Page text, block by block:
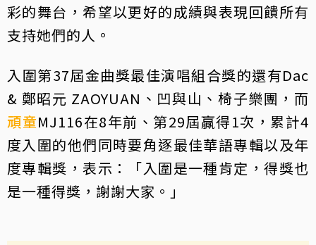
彩的舞台，希望以更好的成績與表現回饋所有
支持她們的人。
入圍第37屆金曲獎最佳演唱組合獎的還有Dac
& 鄭昭元 ZAOYUAN、凹與山、椅子樂團，而
頑童MJ116在8年前、第29屆贏得1次，累計4
度入圍的他們同時要角逐最佳華語專輯以及年
度專輯獎，表示：「入圍是一種肯定，得獎也
是一種得獎，謝謝大家。」